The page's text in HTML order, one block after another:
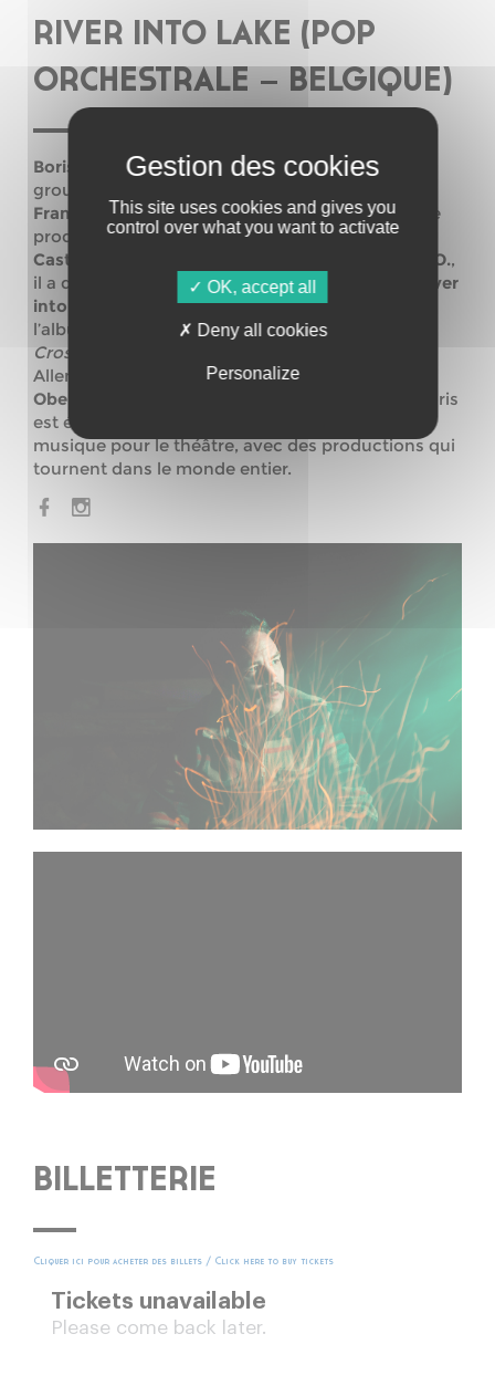
RIVER INTO LAKE (POP
ORCHESTRALE – BELGIQUE)
Boris Gronembergera fait partie de plusieurs
groupes belges à succès tels que
Françoiz Breut, Chantal Acda... et continue de se
produire en live aux côtés de Blondy Brownie et
Castus
V.O.,
il a dévoilé ses premiers titres sous le nom de
River
into Lake
en 2019. Avec ce projet solo, il sort
l’album «
Let the Beast Out» et l’EP «
Crossing
Allemagne, et assure la première partie d’
Obel
lors de sa dernière tournée européenne. Boris
est également très actif dans la composition de
musique pour le théâtre, avec des productions qui
tournent dans le monde entier.
BILLETTERIE
Cliquer ici pour acheter des billets / Click here to buy tickets
This site uses cookies and gives you
control over what you want to activate
OK, accept all
Deny all cookies
Personalize